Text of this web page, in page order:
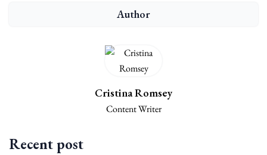
Author
Cristina Romsey
Content Writer
Recent post